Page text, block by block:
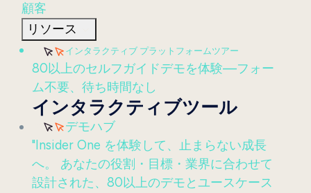
顧客
リソース
インタラクティブ プラットフォームツアー
80以上のセルフガイドデモを体験—フォー
ム不要、待ち時間なし
インタラクティブツール
デモハブ
"Insider One を体験して、止まらない成長
へ。 あなたの役割・目標・業界に合わせて
設計された、80以上のデモとユースケース